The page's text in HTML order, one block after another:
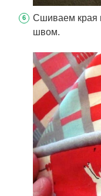
Сшиваем края
швом.